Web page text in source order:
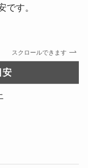
です。
スクロールできます
安